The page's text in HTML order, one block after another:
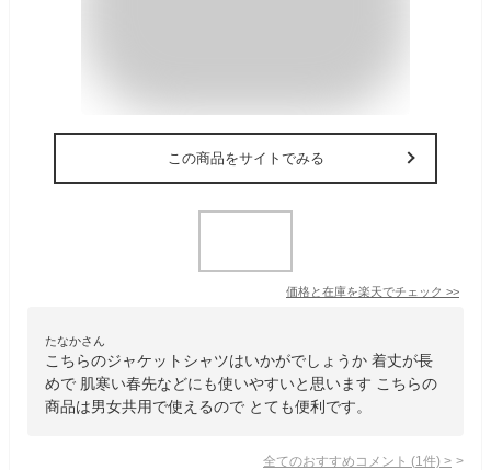
この商品をサイトでみる
価格と在庫を楽天でチェック >>
たなかさん
こちらのジャケットシャツはいかがでしょうか 着丈が長
めで 肌寒い春先などにも使いやすいと思います こちらの
商品は男女共用で使えるので とても便利です。
全てのおすすめコメント (1 件) >